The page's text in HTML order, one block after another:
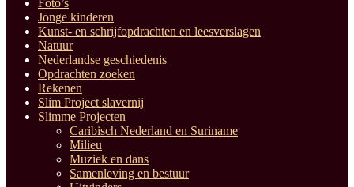
Foto’s
Jonge kinderen
Kunst- en schrijfopdrachten en leesverslagen
Natuur
Nederlandse geschiedenis
Opdrachten zoeken
Rekenen
Slim Project slavernij
Slimme Projecten
Caribisch Nederland en Suriname
Milieu
Muziek en dans
Samenleving en bestuur